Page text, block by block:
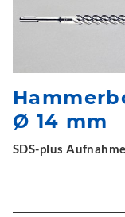
Ø 14 mm
SDS-plus